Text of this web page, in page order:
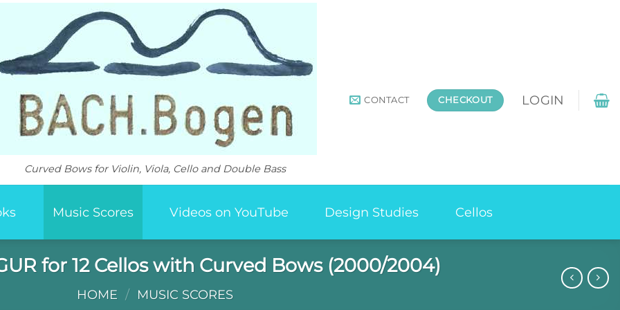
Curved Bows for Violin, Viola, Cello and Double Bass
CONTACT CHECKOUT LOGIN
Music Scores Videos on YouTube Design Studies Cellos
for 12 Cellos with Curved Bows (2000/2004)
HOME / MUSIC SCORES